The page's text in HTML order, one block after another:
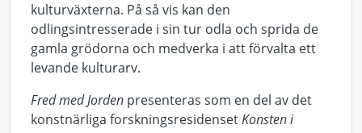
kulturväxterna. På så vis kan den
odlingsintresserade i sin tur odla och sprida de
gamla grödorna och medverka i att förvalta ett
levande kulturarv.
Fred med Jorden presenteras som en del av det
konstnärliga forskningsresidensetKonsten i